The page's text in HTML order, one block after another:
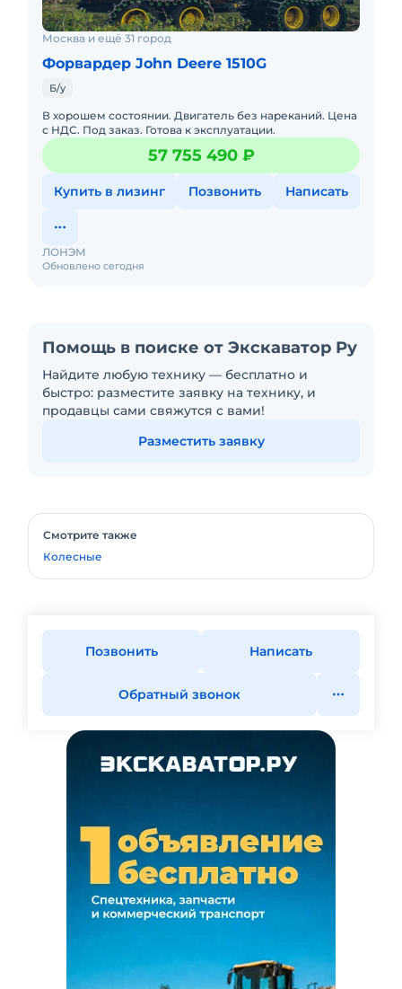
Москва и ещё 31 город
Форвардер John Deere 1510G
Б/у
В хорошем состоянии. Двигатель без нареканий. Цена
с НДС. Под заказ. Готова к эксплуатации.
57 755 490 ₽
Купить в лизинг Позвонить Написать
Обновлено сегодня
ЛОНЭМ
Помощь в поиске от Экскаватор Ру
Найдите любую технику — бесплатно и
быстро: разместите заявку на технику, и
продавцы сами свяжутся с вами!
Разместить заявку
Смотрите также
Колесные
Позвонить Написать
Обратный звонок